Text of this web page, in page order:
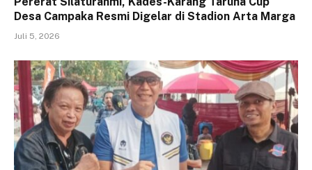
Desa Campaka Resmi Digelar di Stadion Arta Marga
Juli 5, 2026